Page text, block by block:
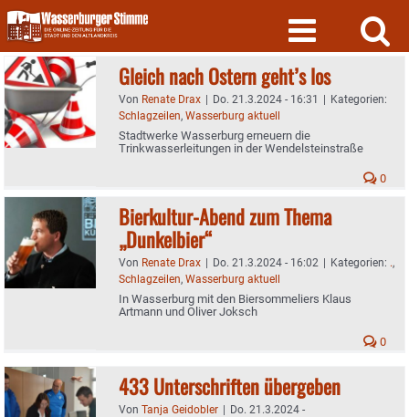
Skip
to
content
Gleich nach Ostern geht’s los
Von Renate Drax | Do. 21.3.2024 - 16:31 | Kategorien:
Schlagzeilen, Wasserburg aktuell
Stadtwerke Wasserburg erneuern die
Trinkwasserleitungen in der Wendelsteinstraße
0
Bierkultur-Abend zum Thema
„Dunkelbier“
Von Renate Drax | Do. 21.3.2024 - 16:02 | Kategorien: .,
Schlagzeilen, Wasserburg aktuell
In Wasserburg mit den Biersommeliers Klaus
Artmann und Oliver Joksch
0
433 Unterschriften übergeben
Von Tanja Geidobler | Do. 21.3.2024 -